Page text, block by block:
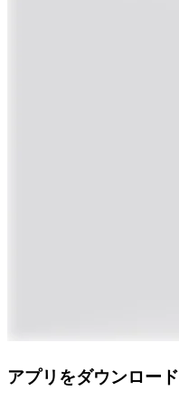
アプリをダウンロード